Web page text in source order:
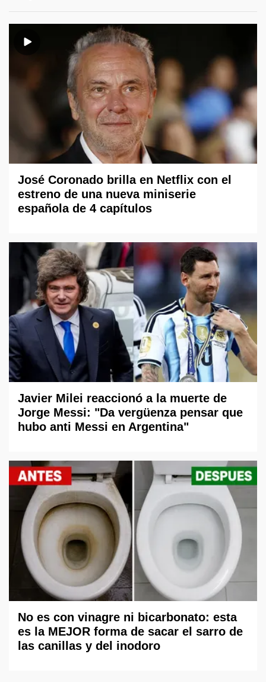
José Coronado brilla en Netflix con el
estreno de una nueva miniserie
española de 4 capítulos
Javier Milei reaccionó a la muerte de
Jorge Messi: "Da vergüenza pensar que
hubo anti Messi en Argentina"
No es con vinagre ni bicarbonato: esta
es la MEJOR forma de sacar el sarro de
las canillas y del inodoro